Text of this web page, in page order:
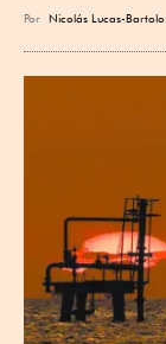
Por Nicolás Lucas-Bartolo